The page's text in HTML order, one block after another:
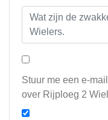
Stuur me een e-
over Rijploeg 2